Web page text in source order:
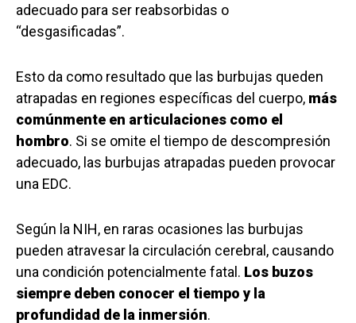
adecuado para ser reabsorbidas o
“desgasificadas”.
Esto da como resultado que las burbujas queden
atrapadas en regiones específicas del cuerpo, más
comúnmente en articulaciones como el
hombro. Si se omite el tiempo de descompresión
adecuado, las burbujas atrapadas pueden provocar
una EDC.
Según la NIH, en raras ocasiones las burbujas
pueden atravesar la circulación cerebral, causando
una condición potencialmente fatal. Los buzos
siempre deben conocer el tiempo y la
profundidad de la inmersión.